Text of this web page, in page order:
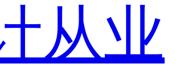
从业